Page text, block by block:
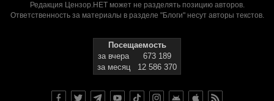
Редакция Цензор.НЕТ может не разделять позицию авторов.
Ответственность за материалы в разделе "Блоги" несут авторы текстов.
Посещаемость
за вчера
673 189
за месяц
12 586 370